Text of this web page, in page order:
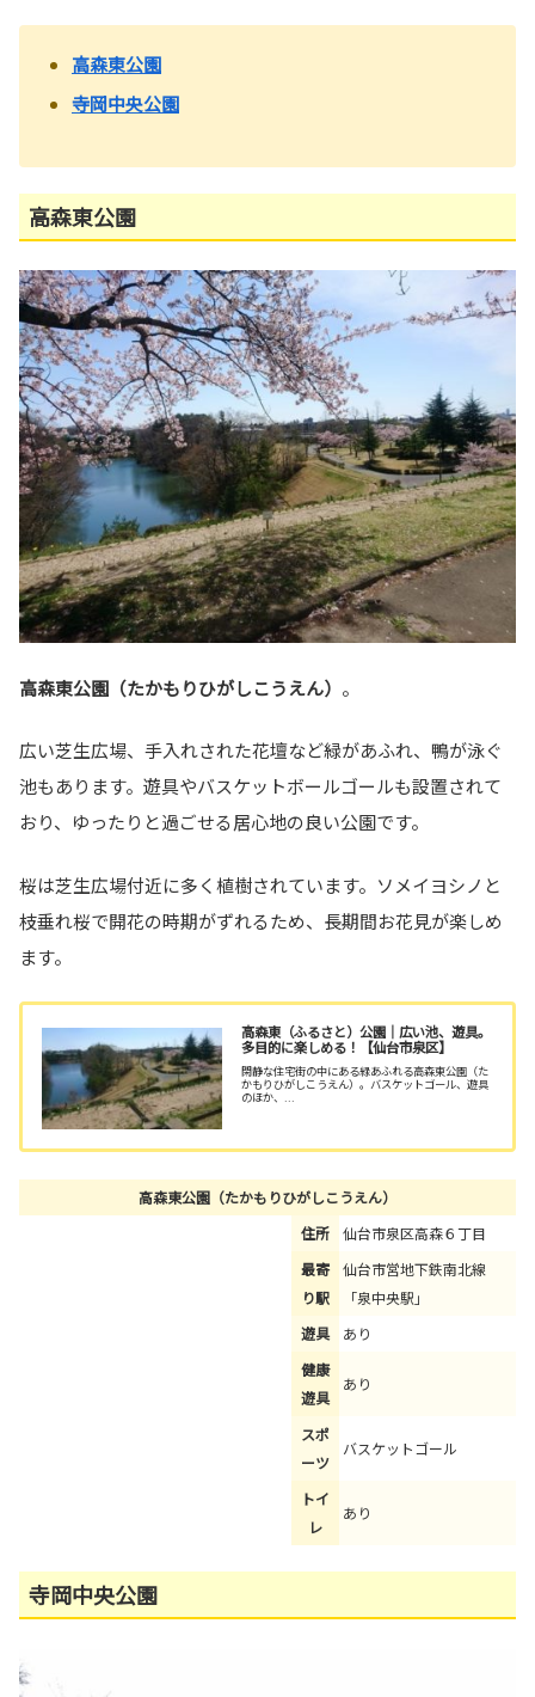
高森東公園
寺岡中央公園
高森東公園
高森東公園（たかもりひがしこうえん） 。
広い芝生広場、手入れされた花壇など緑があふれ、鴨が泳ぐ
池もあります。遊具やバスケットボールゴールも設置されて
おり、ゆったりと過ごせる居心地の良い公園です。
桜は芝生広場付近に多く植樹されています。ソメイヨシノと
枝垂れ桜で開花の時期がずれるため、長期間お花見が楽しめ
ます。
高森東（ふるさと）公園｜広い池、遊具。
多目的に楽しめる！【仙台市泉区】
閑静な住宅街の中にある緑あふれる高森東公園（た
かもりひがしこうえん）。バスケットゴール、遊具
のほか、...
高森東公園（たかもりひがしこうえん）
住所
仙台市泉区高森６丁目
最寄
り駅
仙台市営地下鉄南北線
「泉中央駅」
遊具
あり
健康
遊具
あり
スポ
ーツ
バスケットゴール
トイ
レ
あり
寺岡中央公園